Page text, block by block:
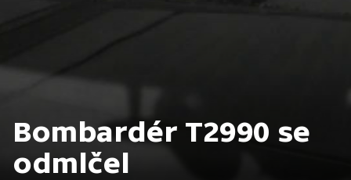
Bombardér T2990 se
odmlčel